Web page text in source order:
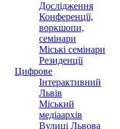
Дослідження
Конференції,
воркшопи,
семінари
Міські семінари
Резиденції
Цифрове
Інтерактивний
Львів
Міський
медіаархів
Вулиці Львова